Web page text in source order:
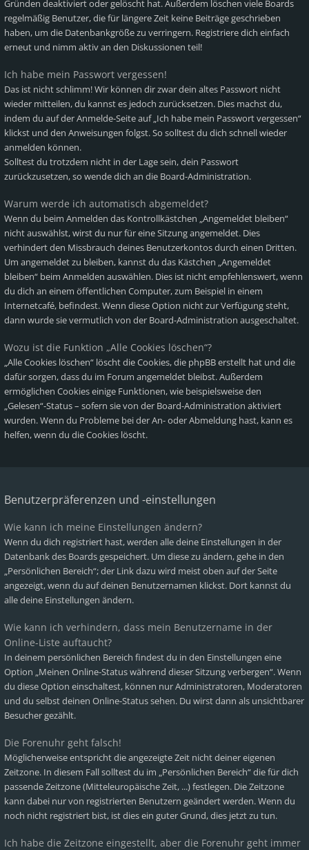
Gründen deaktiviert oder gelöscht hat. Außerdem löschen viele Boards
regelmäßig Benutzer, die für längere Zeit keine Beiträge geschrieben
haben, um die Datenbankgröße zu verringern. Registriere dich einfach
erneut und nimm aktiv an den Diskussionen teil!
Ich habe mein Passwort vergessen!
Das ist nicht schlimm! Wir können dir zwar dein altes Passwort nicht
wieder mitteilen, du kannst es jedoch zurücksetzen. Dies machst du,
indem du auf der Anmelde-Seite auf „Ich habe mein Passwort vergessen“
klickst und den Anweisungen folgst. So solltest du dich schnell wieder
anmelden können.
Solltest du trotzdem nicht in der Lage sein, dein Passwort
zurückzusetzen, so wende dich an die Board-Administration.
Warum werde ich automatisch abgemeldet?
Wenn du beim Anmelden das Kontrollkästchen „Angemeldet bleiben“
nicht auswählst, wirst du nur für eine Sitzung angemeldet. Dies
verhindert den Missbrauch deines Benutzerkontos durch einen Dritten.
Um angemeldet zu bleiben, kannst du das Kästchen „Angemeldet
bleiben“ beim Anmelden auswählen. Dies ist nicht empfehlenswert, wenn
du dich an einem öffentlichen Computer, zum Beispiel in einem
Internetcafé, befindest. Wenn diese Option nicht zur Verfügung steht,
dann wurde sie vermutlich von der Board-Administration ausgeschaltet.
Wozu ist die Funktion „Alle Cookies löschen“?
„Alle Cookies löschen“ löscht die Cookies, die phpBB erstellt hat und die
dafür sorgen, dass du im Forum angemeldet bleibst. Außerdem
ermöglichen Cookies einige Funktionen, wie beispielsweise den
„Gelesen“-Status – sofern sie von der Board-Administration aktiviert
wurden. Wenn du Probleme bei der An- oder Abmeldung hast, kann es
helfen, wenn du die Cookies löscht.
Benutzerpräferenzen und -einstellungen
Wie kann ich meine Einstellungen ändern?
Wenn du dich registriert hast, werden alle deine Einstellungen in der
Datenbank des Boards gespeichert. Um diese zu ändern, gehe in den
„Persönlichen Bereich“; der Link dazu wird meist oben auf der Seite
angezeigt, wenn du auf deinen Benutzernamen klickst. Dort kannst du
alle deine Einstellungen ändern.
Wie kann ich verhindern, dass mein Benutzername in der
Online-Liste auftaucht?
In deinem persönlichen Bereich findest du in den Einstellungen eine
Option „Meinen Online-Status während dieser Sitzung verbergen“. Wenn
du diese Option einschaltest, können nur Administratoren, Moderatoren
und du selbst deinen Online-Status sehen. Du wirst dann als unsichtbarer
Besucher gezählt.
Die Forenuhr geht falsch!
Möglicherweise entspricht die angezeigte Zeit nicht deiner eigenen
Zeitzone. In diesem Fall solltest du im „Persönlichen Bereich“ die für dich
passende Zeitzone (Mitteleuropäische Zeit, ...) festlegen. Die Zeitzone
kann dabei nur von registrierten Benutzern geändert werden. Wenn du
noch nicht registriert bist, ist dies ein guter Grund, dies jetzt zu tun.
Ich habe die Zeitzone eingestellt, aber die Forenuhr geht immer